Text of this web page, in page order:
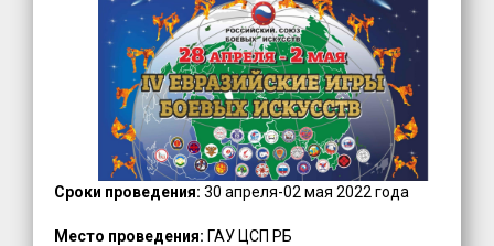
Сроки проведения: 30 апреля-02 мая 2022 года
Место проведения: ГАУ ЦСП РБ